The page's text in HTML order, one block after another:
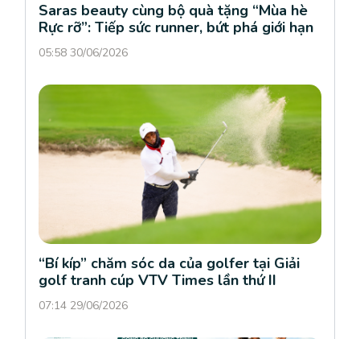
Saras beauty cùng bộ quà tặng “Mùa hè
Rực rỡ”: Tiếp sức runner, bứt phá giới hạn
05:58 30/06/2026
“Bí kíp” chăm sóc da của golfer tại Giải
golf tranh cúp VTV Times lần thứ II
07:14 29/06/2026